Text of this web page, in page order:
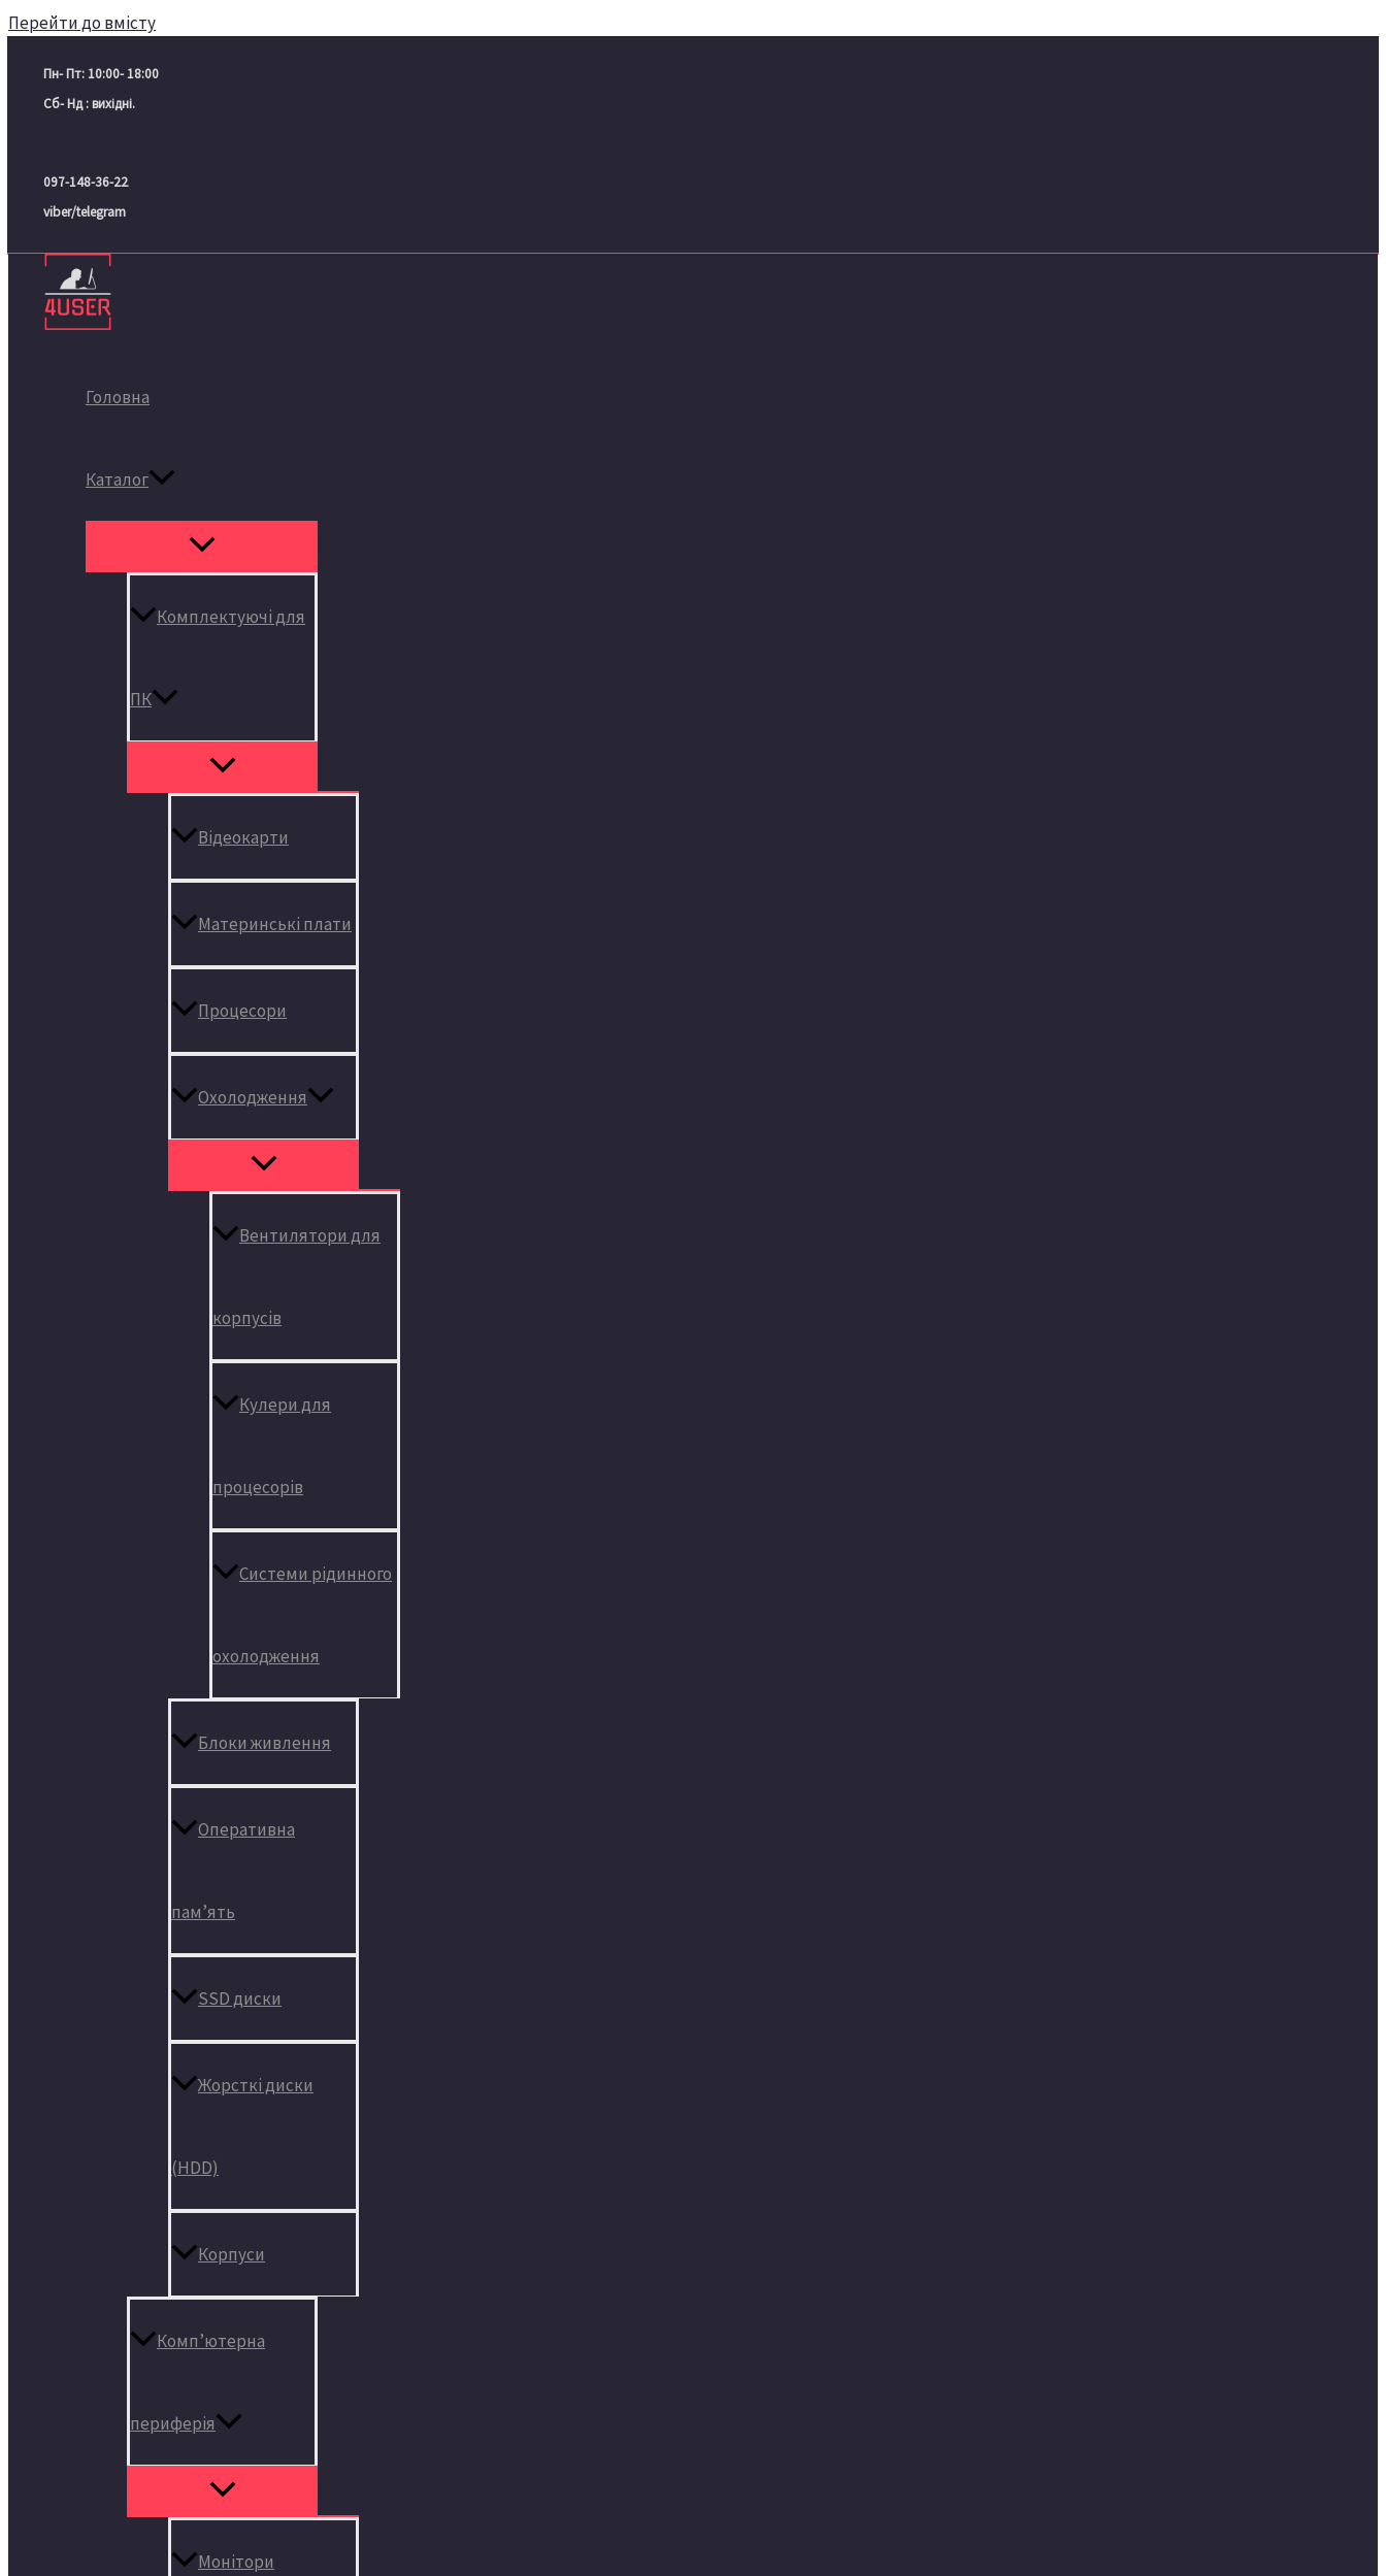
Перейти до вмісту
Пн- Пт: 10:00- 18:00
Сб- Нд : вихідні.
097-148-36-22
viber/telegram
Головна
Каталог
Комплектуючі для
ПК
Відеокарти
Материнські плати
Процесори
Охолодження
Вентилятори для
корпусів
Кулери для
процесорів
Системи рідинного
охолодження
Блоки живлення
Оперативна
пам’ять
SSD диски
Жорсткі диски
(HDD)
Корпуси
Комп’ютерна
периферія
Монітори